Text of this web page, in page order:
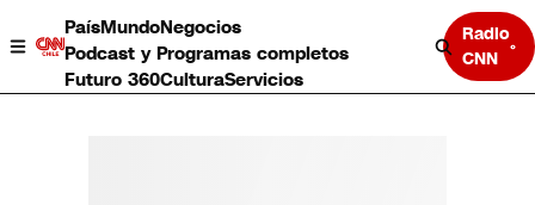
PaísMundoNegocios
Podcast y Programas completos
Futuro 360CulturaServicios
Radio
CNN